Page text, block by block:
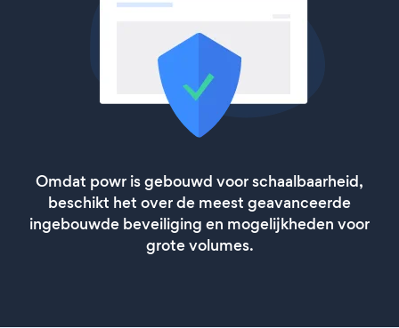
Omdat powr is gebouwd voor schaalbaarheid,
beschikt het over de meest geavanceerde
ingebouwde beveiliging en mogelijkheden voor
grote volumes.